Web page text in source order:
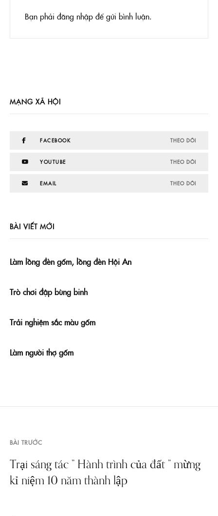
Bạn phải đăng nhập để gửi bình luận.
MẠNG XÃ HỘI
FACEBOOK THEO DÕI
YOUTUBE THEO DÕI
EMAIL THEO DÕI
BÀI VIẾT MỚI
Làm lồng đèn gốm, lồng đèn Hội An
Trò chơi đập bùng binh
Trải nghiệm sắc màu gốm
Làm người thợ gốm
BÀI TRƯỚC
Trại sáng tác ” Hành trình của đất ” mừng
kỉ niệm 10 năm thành lập